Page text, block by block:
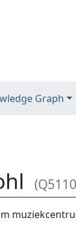
Graph